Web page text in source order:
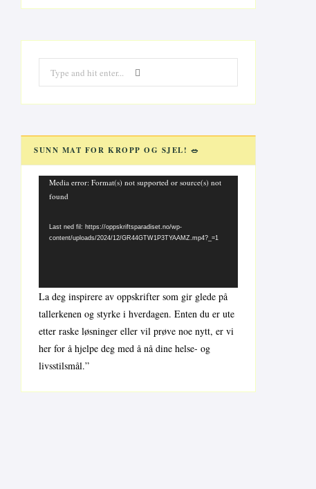
for:
SUNN MAT FOR KROPP OG SJEL! 🥗
Videoavspiller
Media error: Format(s) not supported or source(s) not
found
Last ned fil: https://oppskriftsparadiset.no/wp-
content/uploads/2024/12/GR44GTW1P3TYAAMZ.mp4?_=1
La deg inspirere av oppskrifter som gir glede på
tallerkenen og styrke i hverdagen. Enten du er ute
etter raske løsninger eller vil prøve noe nytt, er vi
her for å hjelpe deg med å nå dine helse- og
livsstilsmål.”